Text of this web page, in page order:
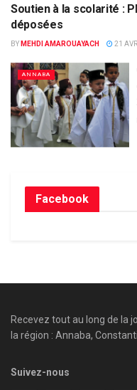
ANNABA
Soutien à la scolarité :
déposées
BY MEHDI AMAROUAYACH 21
ANNABA
Facebook
Recevez tout au long de la
la région : Annaba,
Suivez-nous